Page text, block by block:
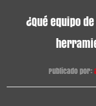
¿Qué equipo
Publicado por: